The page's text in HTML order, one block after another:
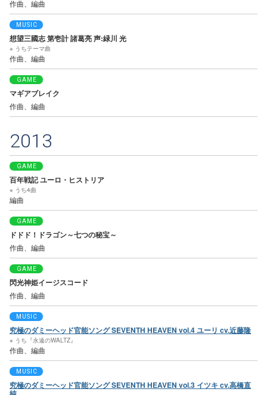
作曲、編曲
MUSIC
想望三國志 第壱計 諸葛亮 声:緑川 光
※ うちテーマ曲
作曲、編曲
GAME
マギアブレイク
作曲、編曲
2013
GAME
百年戦記 ユーロ・ヒストリア
※ うち4曲
編曲
GAME
ドドド！ドラゴン～七つの秘宝～
作曲、編曲
GAME
閃光神姫イージスコード
作曲、編曲
MUSIC
究極のダミーヘッド官能ソング SEVENTH HEAVEN vol.4 ユーリ cv.近藤隆
※ うち『永遠のWALTZ』
作曲、編曲
MUSIC
究極のダミーヘッド官能ソング SEVENTH HEAVEN vol.3 イツキ cv.高橋直